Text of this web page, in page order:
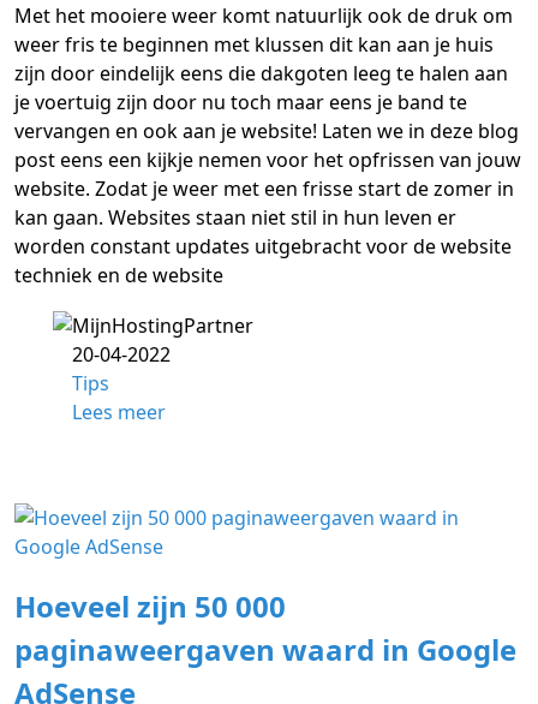
Met het mooiere weer komt natuurlijk ook de druk om
weer fris te beginnen met klussen dit kan aan je huis
zijn door eindelijk eens die dakgoten leeg te halen aan
je voertuig zijn door nu toch maar eens je band te
vervangen en ook aan je website! Laten we in deze blog
post eens een kijkje nemen voor het opfrissen van jouw
website. Zodat je weer met een frisse start de zomer in
kan gaan. Websites staan niet stil in hun leven er
worden constant updates uitgebracht voor de website
techniek en de website
20-04-2022
Tips
Lees meer
Hoeveel zijn 50 000
paginaweergaven waard in Google
AdSense